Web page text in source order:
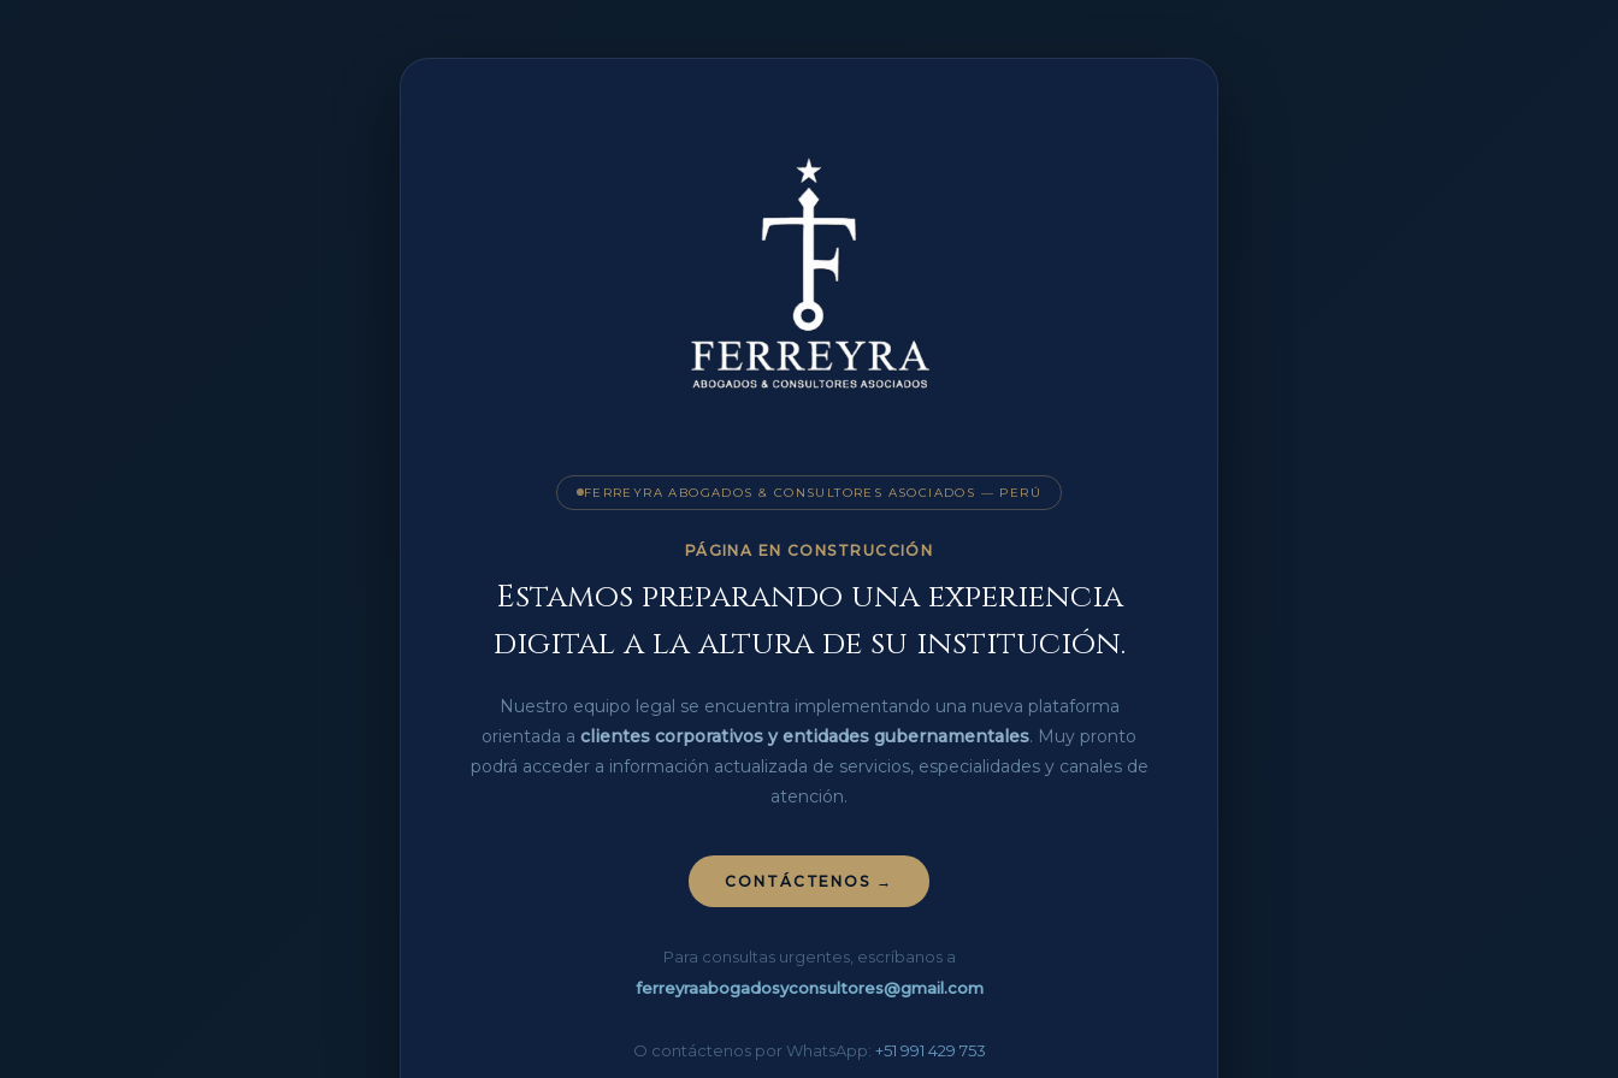
FERREYRA ABOGADOS & CONSULTORES ASOCIADOS — PERÚ
PÁGINA EN CONSTRUCCIÓN
Estamos preparando una experiencia
digital a la altura de su institución.
Nuestro equipo legal se encuentra implementando una nueva plataforma
orientada a clientes corporativos y entidades gubernamentales. Muy pronto
podrá acceder a información actualizada de servicios, especialidades y canales de
atención.
CONTÁCTENOS →
Para consultas urgentes, escríbanos a
ferreyraabogadosyconsultores@gmail.com
O contáctenos por WhatsApp: +51 991 429 753